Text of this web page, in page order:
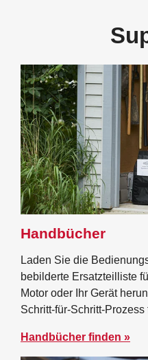
Handbücher
Laden Sie die
bebilderte Ersatzteilliste
Motor oder Ihr Gerät
Schritt-für-Schritt-Prozess
Handbücher finden »